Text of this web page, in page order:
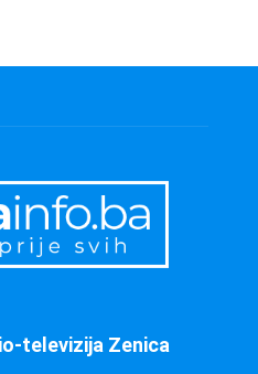
televizija Zenica